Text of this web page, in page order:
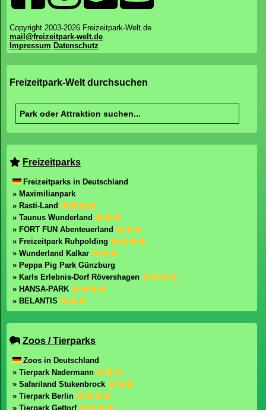
Copyright 2003-2026 Freizeitpark-Welt.de
mail@freizeitpark-welt.de
Impressum Datenschutz
Freizeitpark-Welt durchsuchen
Freizeitparks
Freizeitparks in Deutschland
» Maximilianpark
» Rasti-Land
» Taunus Wunderland
» FORT FUN Abenteuerland
» Freizeitpark Ruhpolding
» Wunderland Kalkar
» Peppa Pig Park Günzburg
» Karls Erlebnis-Dorf Rövershagen
» HANSA-PARK
» BELANTIS
Zoos / Tierparks
Zoos in Deutschland
» Tierpark Nadermann
» Safariland Stukenbrock
» Tierpark Berlin
» Tierpark Gettorf